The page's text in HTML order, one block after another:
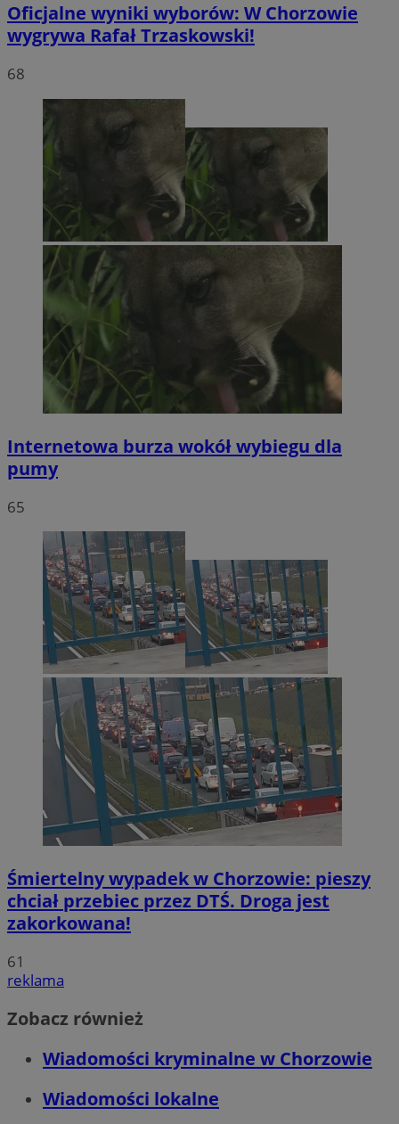
Oficjalne wyniki wyborów: W Chorzowie
wygrywa Rafał Trzaskowski!
68
Internetowa burza wokół wybiegu dla
pumy
65
Śmiertelny wypadek w Chorzowie: pieszy
chciał przebiec przez DTŚ. Droga jest
zakorkowana!
61
reklama
Zobacz również
Wiadomości kryminalne w Chorzowie
Wiadomości lokalne